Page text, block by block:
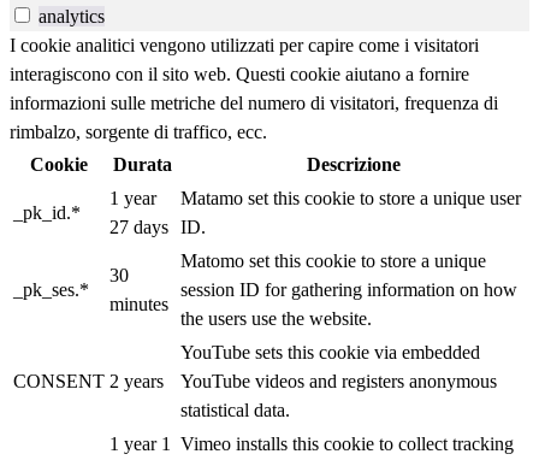
analytics
I cookie analitici vengono utilizzati per capire come i visitatori
interagiscono con il sito web. Questi cookie aiutano a fornire
informazioni sulle metriche del numero di visitatori, frequenza di
rimbalzo, sorgente di traffico, ecc.
Cookie
Durata Descrizione
_pk_id.*
1 year
27 days
Matamo set this cookie to store a unique user
ID.
_pk_ses.*
30
minutes
Matomo set this cookie to store a unique
session ID for gathering information on how
the users use the website.
CONSENT 2 years
YouTube sets this cookie via embedded
YouTube videos and registers anonymous
statistical data.
1 year 1
Vimeo installs this cookie to collect tracking